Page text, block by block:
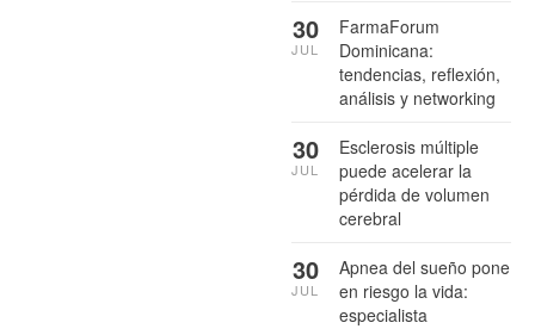
FarmaForum
Dominicana:
tendencias, reflexión,
análisis y networking
30
JUL
Esclerosis múltiple
puede acelerar la
pérdida de volumen
cerebral
30
JUL
Apnea del sueño pone
en riesgo la vida:
especialista
30
JUL